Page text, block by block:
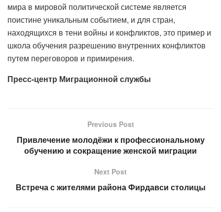
мира в мировой политической системе является
поистине уникальным событием, и для стран,
находящихся в тени войны и конфликтов, это пример и
школа обучения разрешению внутренних конфликтов
путем переговоров и примирения.
Пресс-центр Миграционной службы
Previous Post
Привлечение молодёжи к профессиональному
обучению и сокращение женской миграции
Next Post
Встреча с жителями района Фирдавси столицы